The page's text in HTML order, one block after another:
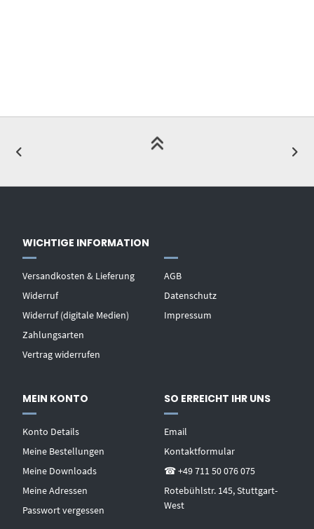
WICHTIGE INFORMATION
Versandkosten & Lieferung
Widerruf
Widerruf (digitale Medien)
Zahlungsarten
Vertrag widerrufen
AGB
Datenschutz
Impressum
MEIN KONTO
Konto Details
Meine Bestellungen
Meine Downloads
Meine Adressen
Passwort vergessen
SO ERREICHT IHR UNS
Email
Kontaktformular
☎ +49 711 50 076 075
Rotebühlstr. 145, Stuttgart-
West